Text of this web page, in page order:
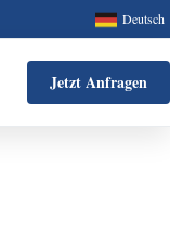
Deutsch
Jetzt Anfragen